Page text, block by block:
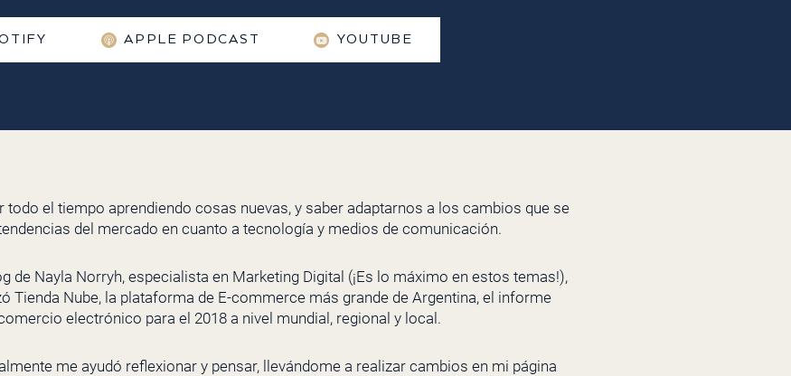
APPLE PODCAST YOUTUBE
el tiempo aprendiendo cosas nuevas, y saber adaptarnos a los cambios que se
del mercado en cuanto a tecnología y medios de comunicación.
de Nayla Norryh, especialista en Marketing Digital (¡Es lo máximo en estos temas!),
Tienda Nube, la plataforma de E-commerce más grande de Argentina, el informe
electrónico para el 2018 a nivel mundial, regional y local.
me ayudó reflexionar y pensar, llevándome a realizar cambios en mi página